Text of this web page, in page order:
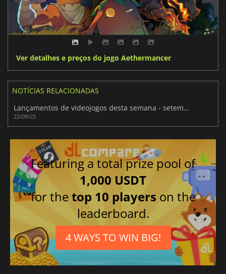
Ver detalhes e preços do jogo Aethermancer
NOTÍCIAS RELACIONADAS
Lançamentos de videojogos desta semana - setembro de 2025 (Semana 39)
22/09/25
Featuring a total prize pool of
1,000 USDT
for thetop 10 players on the
leaderboard.
4 WAYS TO WIN BIG!